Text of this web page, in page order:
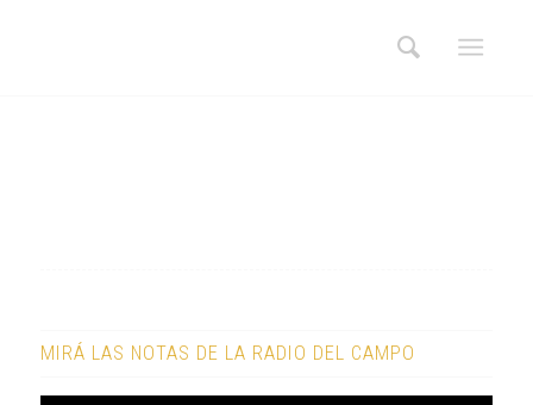
MIRÁ LAS NOTAS DE LA RADIO DEL CAMPO